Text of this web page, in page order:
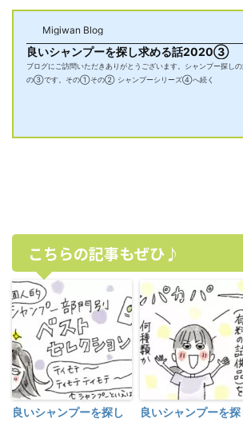
Migiwan Blog
良いシャンプーを探し求める話2020③
ブログにご訪問いただきありがとうございます。シャンプー探しの
の③です。その①その② シャンプーシリーズ④へ続く
こちらの記事もぜひ♪
良いシャンプーを探し
良いシャンプーを探